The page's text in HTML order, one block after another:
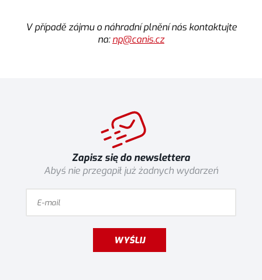
V případě zájmu o náhradní plnění nás kontaktujte
na:np@canis.cz
Zapisz się do newslettera
Abyś nie przegapił już żadnych wydarzeń
WYŚLIJ